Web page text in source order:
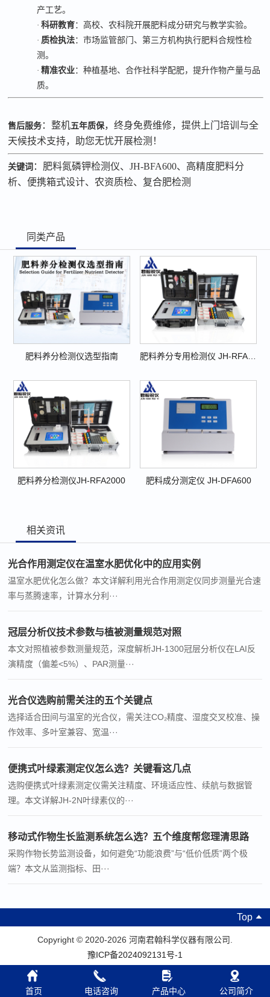
产工艺。
·科研教育：高校、农科院开展肥料成分研究与教学实验。
· 质检执法：市场监管部门、第三方机构执行肥料合规性检
测。
·精准农业：种植基地、合作社科学配肥，提升作物产量与品
质。
售后服务 ：整机五年质保，终身免费维修，提供上门培训与全
天候技术支持，助您无忧开展检测！
关键词 ：肥料氮磷钾检测仪、JH-BFA600、高精度肥料分
析、便携箱式设计、农资质检、复合肥检测
同类产品
肥料养分检测仪选型指南
肥料养分检测仪JH-RFA2000 肥料成分测定仪 JH-DFA600
相关资讯
光合作用测定仪在温室水肥优化中的应用实例
温室水肥优化怎么做？本文详解利用光合作用测定仪同步测量光合速
率与蒸腾速率，计算水分利···
冠层分析仪技术参数与植被测量规范对照
本文对照植被参数测量规范，深度解析JH-1300冠层分析仪在LAI反
演精度（偏差<5%）、PAR测量···
光合仪选购前需关注的五个关键点
选择适合田间与温室的光合仪，需关注CO₂精度、湿度交叉校准、操
作效率、多叶室兼容、宽温···
便携式叶绿素测定仪怎么选？关键看这几点
选购便携式叶绿素测定仪需关注精度、环境适应性、续航与数据管
理。本文详解JH-2N叶绿素仪的···
移动式作物生长监测系统怎么选？五个维度帮您理清思路
采购作物长势监测设备，如何避免“功能浪费”与“低价低质”两个极
端？本文从监测指标、田···
Top
Copyright © 2020-2026 河南君翰科学仪器有限公司.
豫ICP备2024092131号-1
首页 电话咨询 产品中心 公司简介